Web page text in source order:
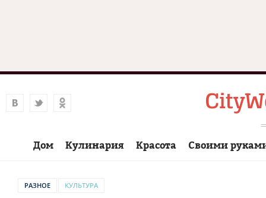
Дом Кулинария Красота Своими
РАЗНОЕ КУЛЬТУРА